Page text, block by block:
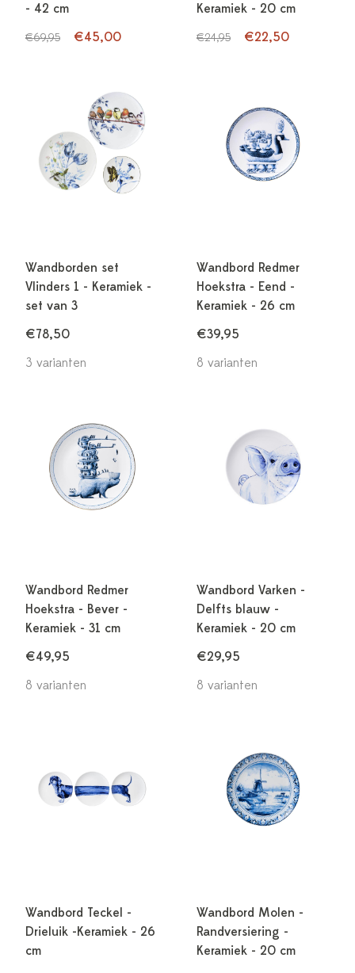
- 42 cm
€69,95 €45,00
Keramiek - 20 cm
€24,95 €22,50
Wandborden set
Vlinders 1 - Keramiek -
set van 3
€78,50
3 varianten
Wandbord Redmer
Hoekstra - Eend -
Keramiek - 26 cm
€39,95
8 varianten
Wandbord Redmer
Hoekstra - Bever -
Keramiek - 31 cm
€49,95
8 varianten
Wandbord Varken -
Delfts blauw -
Keramiek - 20 cm
€29,95
8 varianten
Wandbord Teckel -
Drieluik -Keramiek - 26
cm
Wandbord Molen -
Randversiering -
Keramiek - 20 cm